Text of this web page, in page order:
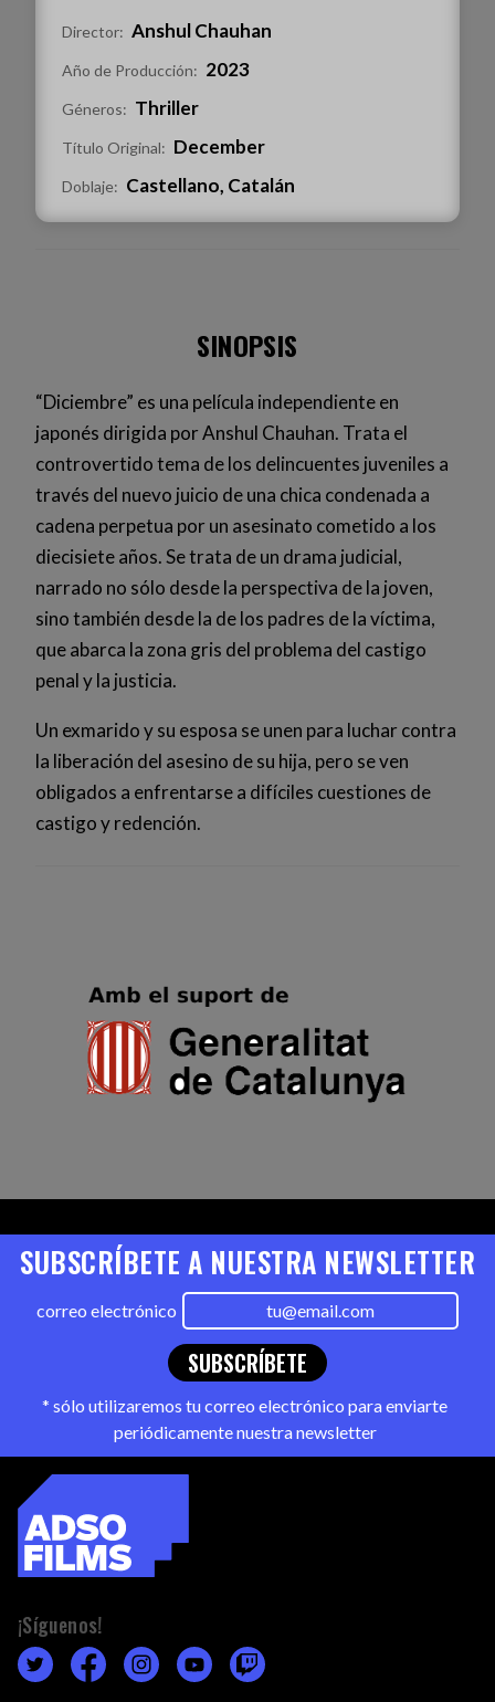
Director: Anshul Chauhan
Año de Producción: 2023
Géneros: Thriller
Título Original: December
Doblaje: Castellano, Catalán
SINOPSIS
“Diciembre” es una película independiente en
japonés dirigida por Anshul Chauhan. Trata el
controvertido tema de los delincuentes juveniles a
través del nuevo juicio de una chica condenada a
cadena perpetua por un asesinato cometido a los
diecisiete años. Se trata de un drama judicial,
narrado no sólo desde la perspectiva de la joven,
sino también desde la de los padres de la víctima,
que abarca la zona gris del problema del castigo
penal y la justicia.
Un exmarido y su esposa se unen para luchar contra
la liberación del asesino de su hija, pero se ven
obligados a enfrentarse a difíciles cuestiones de
castigo y redención.
SUBSCRÍBETE A NUESTRA NEWSLETTER
correo electrónico
SUBSCRÍBETE
* sólo utilizaremos tu correo electrónico para enviarte
periódicamente nuestra newsletter
¡Síguenos!